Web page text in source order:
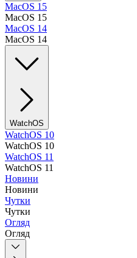
MacOS 15
MacOS 15
MacOS 14
MacOS 14
WatchOS
WatchOS 10
WatchOS 10
WatchOS 11
WatchOS 11
Новини
Новини
Чутки
Чутки
Огляд
Огляд